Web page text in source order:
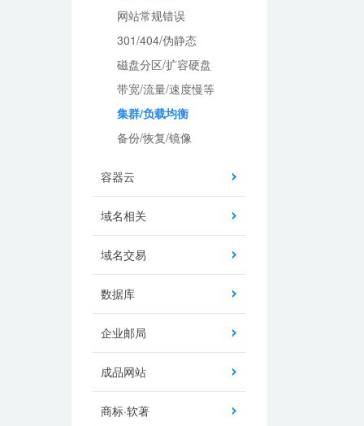
网站常规错误
301/404/伪静态
磁盘分区/扩容硬盘
带宽/流量/速度慢等
集群/负载均衡
备份/恢复/镜像
容器云
域名相关
域名交易
数据库
企业邮局
成品网站
商标·软著